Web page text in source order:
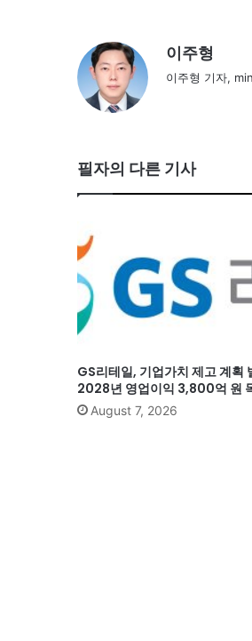
이주형
이주형 기자,
필자의 다른 기사
GS리테일, 기업가치 제고 계획
2028년 영업이익 3,800억 원
August 7, 2026